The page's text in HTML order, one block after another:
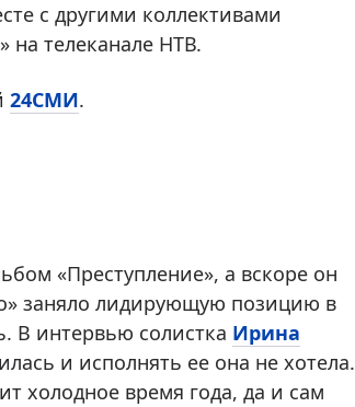
с другими коллективами
» на телеканале НТВ.
24СМИ.
«Преступление», а вскоре он
заняло лидирующую позицию в
В интервью солистка Ирина
и исполнять ее она не хотела.
холодное время года, да и сам